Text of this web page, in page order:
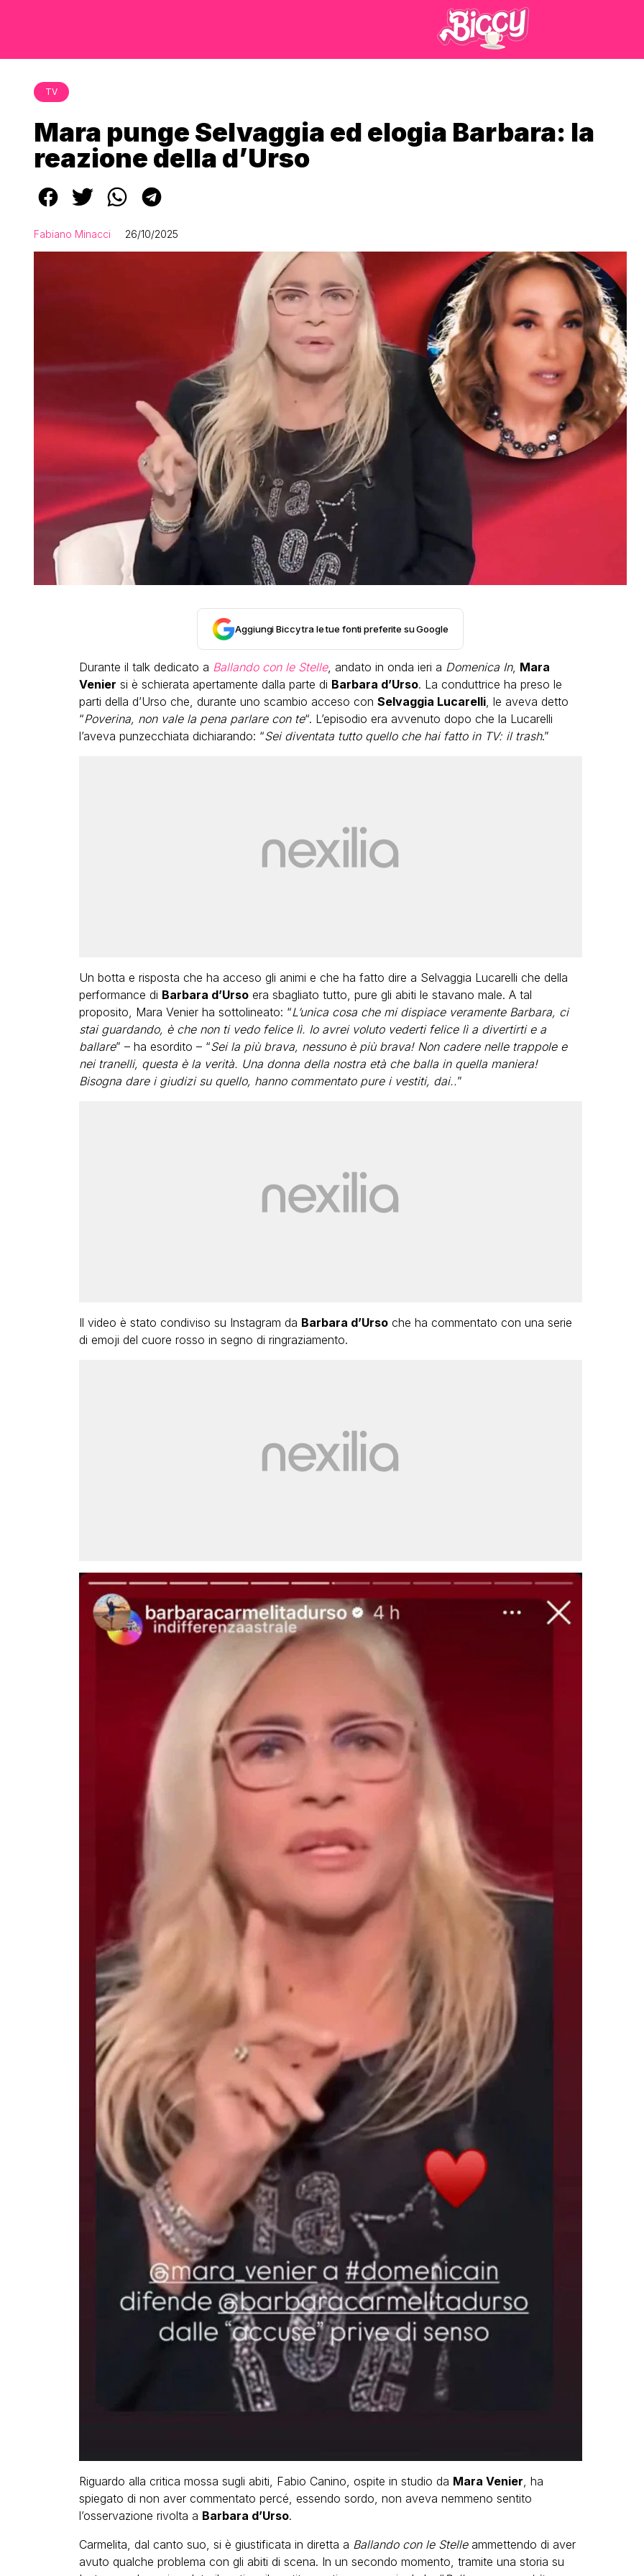
TV
Mara punge Selvaggia ed elogia Barbara: la
reazione della d’Urso
Fabiano Minacci 26/10/2025
Aggiungi Biccy tra le tue fonti preferite su Google
Durante il talk dedicato a Ballando con le Stelle, andato in onda ieri a Domenica In, Mara
Venier si è schierata apertamente dalla parte di Barbara d’Urso. La conduttrice ha preso le
parti della d’Urso che, durante uno scambio acceso con Selvaggia Lucarelli, le aveva detto
“Poverina, non vale la pena parlare con te“. L’episodio era avvenuto dopo che la Lucarelli
l’aveva punzecchiata dichiarando: “Sei diventata tutto quello che hai fatto in TV: il trash.”
Un botta e risposta che ha acceso gli animi e che ha fatto dire a Selvaggia Lucarelli che della
performance di Barbara d’Ursoera sbagliato tutto, pure gli abiti le stavano male. A tal
proposito, Mara Venier ha sottolineato: “L’unica cosa che mi dispiace veramente Barbara, ci
stai guardando, è che non ti vedo felice lì. Io avrei voluto vederti felice lì a divertirti e a
ballare” – ha esordito – “Sei la più brava, nessuno è più brava! Non cadere nelle trappole e
nei tranelli, questa è la verità. Una donna della nostra età che balla in quella maniera!
Bisogna dare i giudizi su quello, hanno commentato pure i vestiti, dai..”
Il video è stato condiviso su Instagram da Barbara d’Ursoche ha commentato con una serie
di emoji del cuore rosso in segno di ringraziamento.
Riguardo alla critica mossa sugli abiti, Fabio Canino, ospite in studio da Mara Venier , ha
spiegato di non aver commentato percé, essendo sordo, non aveva nemmeno sentito
l’osservazione rivolta a Barbara d’Urso.
Carmelita, dal canto suo, si è giustificata in diretta a Ballando con le Stelleammettendo di aver
avuto qualche problema con gli abiti di scena. In un secondo momento, tramite una storia su